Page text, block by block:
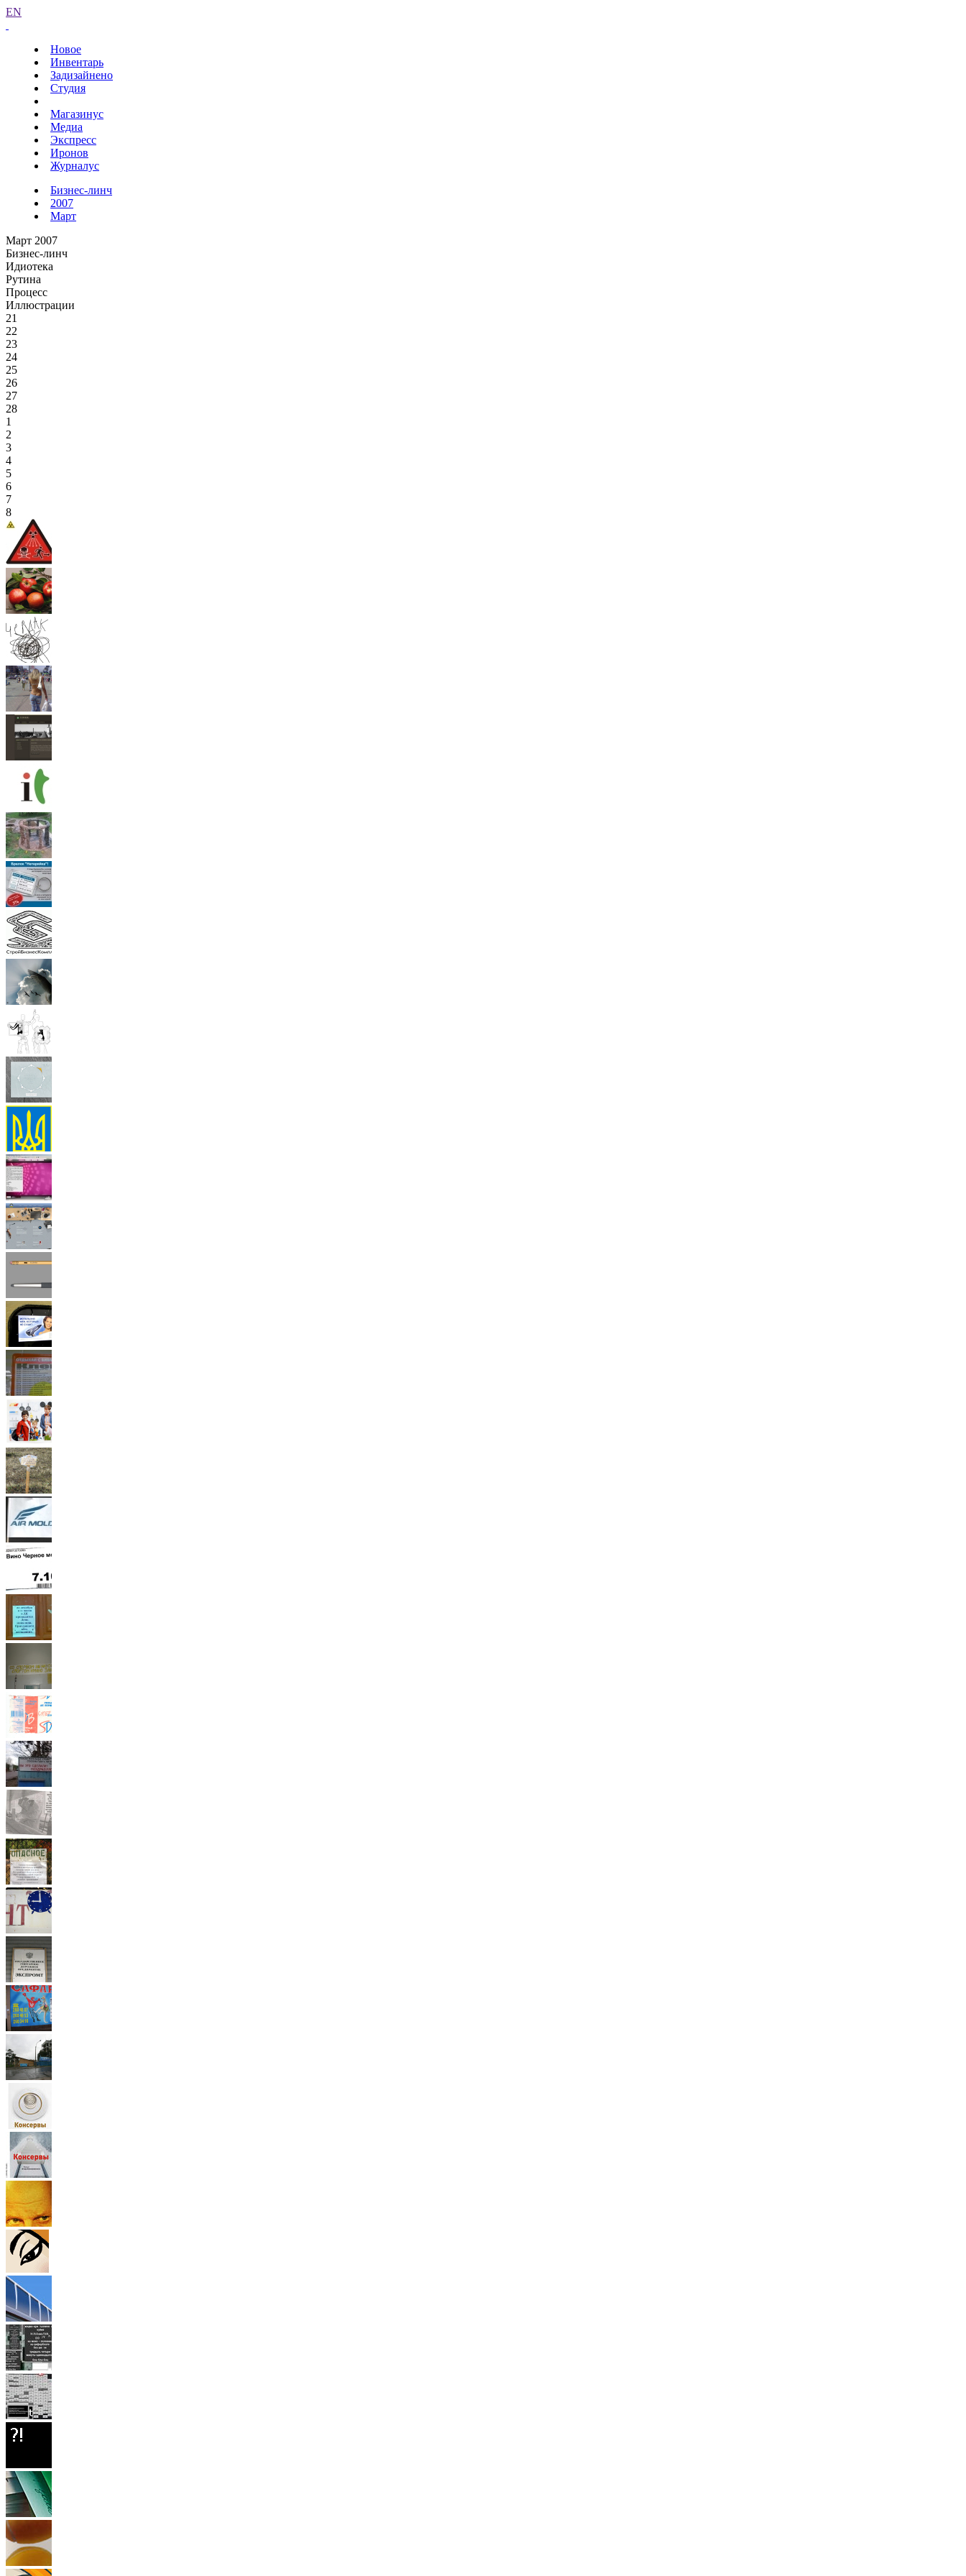
EN
Новое
Инвентарь
Задизайнено
Студия
Магазинус
Медиа
Экспресс
Иронов
Журналус
Бизнес-линч
2007
Март
Март 2007
Бизнес-линч
Идиотека
Рутина
Процесс
Иллюстрации
21
22
23
24
25
26
27
28
1
2
3
4
5
6
7
8